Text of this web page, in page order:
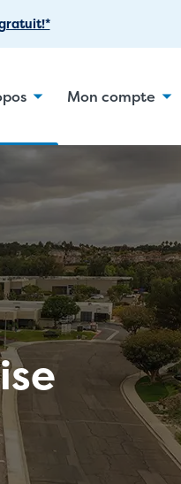
Mon compte